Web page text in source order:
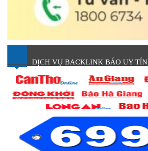
DỊCH VỤ BACKLINK BÁO UY TÍN